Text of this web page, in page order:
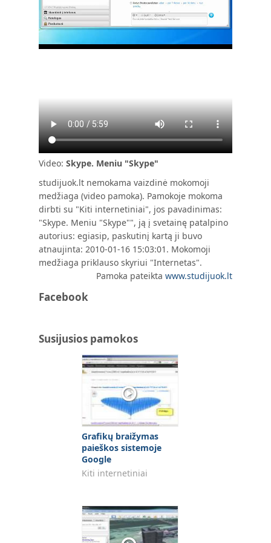
Video: Skype. Meniu "Skype"
studijuok.lt nemokama vaizdinė mokomoji
medžiaga (video pamoka). Pamokoje mokoma
dirbti su "Kiti internetiniai", jos pavadinimas:
"Skype. Meniu "Skype"", ją į svetainę patalpino
autorius: egiasip, paskutinį kartą ji buvo
atnaujinta: 2010-01-16 15:03:01. Mokomoji
medžiaga priklauso skyriui "Internetas".
Pamoka pateikta www.studijuok.lt
Facebook
Susijusios pamokos
Grafikų braižymas
paieškos sistemoje
Google
Kiti internetiniai